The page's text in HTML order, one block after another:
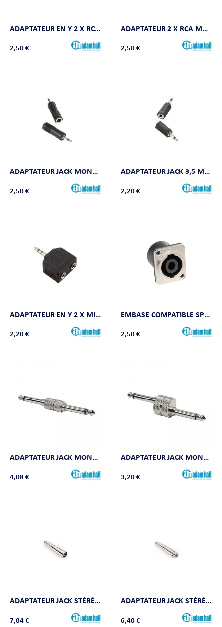
ADAPTATEUR EN Y 2 X RCA MONO FEMELLE VERS MINI JACK STÉRÉO MÂLE
2,50 €
ADAPTATEUR 2 X RCA MONO FEMELLE VERS 2 X RCA MONO FEMELLE
2,50 €
ADAPTATEUR JACK MONO FEMELLE VERS MINI JACK MONO MÂLE
2,50 €
ADAPTATEUR JACK 3,5 MM STÉRÉO FEMELLE VERS JACK 3,5 MM MONO MÂLE
2,20 €
ADAPTATEUR EN Y 2 X MINI JACK STÉRÉO VERS MINI JACK STÉRÉO MÂLE
2,20 €
EMBASE COMPATIBLE SPEAKON 4 POINTS, MÉTAL
2,50 €
ADAPTATEUR JACK MONO MÂLE VERS JACK MONO MÂLE, DROIT
4,08 €
ADAPTATEUR JACK MONO MÂLE VERS JACK MONO MÂLE, COUDÉ
3,20 €
ADAPTATEUR JACK STÉRÉO FEMELLE VERS XLR MÂLE
7,04 €
ADAPTATEUR JACK STÉRÉO FEMELLE VERS XLR FEMELLE
6,40 €